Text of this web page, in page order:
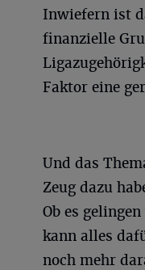
Inwiefern ist
finanzielle
Faktor eine
Und das
Zeug dazu
Ob es
kann alles
noch mehr